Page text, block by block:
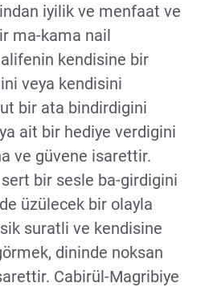
iyilik ve menfaat ve
ma-kama nail
kendisine bir
veya kendisini
bir ata bindirdigini
ait bir hediye verdigini
ve güvene isarettir.
bir sesle ba-girdigini
üzülecek bir olayla
suratli ve kendisine
dininde noksan
Cabirül-Magribiye